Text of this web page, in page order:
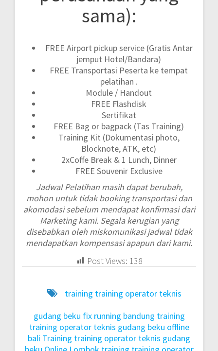
sama):
FREE Airport pickup service (Gratis Antar
jemput Hotel/Bandara)
FREE Transportasi Peserta ke tempat
pelatihan .
Module / Handout
FREE Flashdisk
Sertifikat
FREE Bag or bagpack (Tas Training)
Training Kit (Dokumentasi photo,
Blocknote, ATK, etc)
2xCoffe Break & 1 Lunch, Dinner
FREE Souvenir Exclusive
Jadwal Pelatihan masih dapat berubah,
mohon untuk tidak booking transportasi dan
akomodasi sebelum mendapat konfirmasi dari
Marketing kami. Segala kerugian yang
disebabkan oleh miskomunikasi jadwal tidak
mendapatkan kompensasi apapun dari kami.
Post Views: 138
training training operator teknis
gudang beku fix running bandung training
training operator teknis gudang beku offline
bali Training training operator teknis gudang